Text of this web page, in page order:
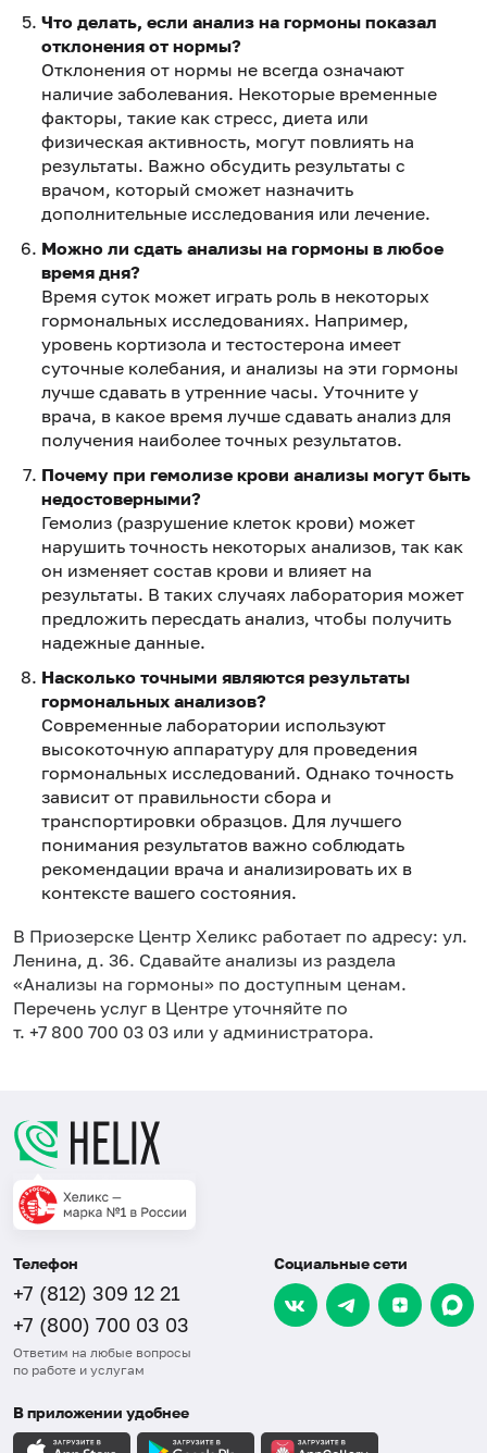
Что делать, если анализ на гормоны показал
отклонения от нормы?
Отклонения от нормы не всегда означают
наличие заболевания. Некоторые временные
факторы, такие как стресс, диета или
физическая активность, могут повлиять на
результаты. Важно обсудить результаты с
врачом, который сможет назначить
дополнительные исследования или лечение.
Можно ли сдать анализы на гормоны в любое
время дня?
Время суток может играть роль в некоторых
гормональных исследованиях. Например,
уровень кортизола и тестостерона имеет
суточные колебания, и анализы на эти гормоны
лучше сдавать в утренние часы. Уточните у
врача, в какое время лучше сдавать анализ для
получения наиболее точных результатов.
Почему при гемолизе крови анализы могут быть
недостоверными?
Гемолиз (разрушение клеток крови) может
нарушить точность некоторых анализов, так как
он изменяет состав крови и влияет на
результаты. В таких случаях лаборатория может
предложить пересдать анализ, чтобы получить
надежные данные.
Насколько точными являются результаты
гормональных анализов?
Современные лаборатории используют
высокоточную аппаратуру для проведения
гормональных исследований. Однако точность
зависит от правильности сбора и
транспортировки образцов. Для лучшего
понимания результатов важно соблюдать
рекомендации врача и анализировать их в
контексте вашего состояния.
в Приозерске Центр Хеликс работает по адресу: ул.
Ленина, д. 36. Сдавайте анализы из раздела
«Анализы на гормоны» по доступным ценам.
Перечень услуг в Центре уточняйте по
т. +7 800 700 03 03 или у администратора.
Телефон
+7 (812) 309 12 21
+7 (800) 700 03 03
Ответим на любые вопросы
по работе и услугам
Социальные сети
В приложении удобнее